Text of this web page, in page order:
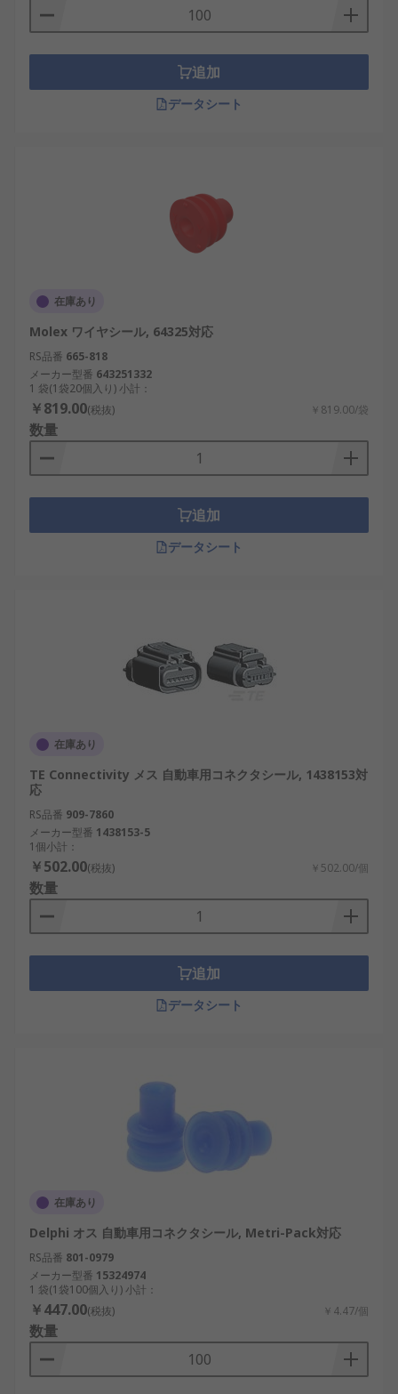
追加
データシート
在庫あり
Molex ワイヤシール, 64325対応
RS品番 665-818
メーカー型番 643251332
1 袋(1袋20個入り) 小計：
￥819.00(税抜) ￥819.00/袋
数量
追加
データシート
在庫あり
TE Connectivity メス 自動車用コネクタシール, 1438153対
応
RS品番 909-7860
メーカー型番 1438153-5
1個小計：
￥502.00(税抜) ￥502.00/個
数量
追加
データシート
在庫あり
Delphi オス 自動車用コネクタシール, Metri-Pack対応
RS品番 801-0979
メーカー型番 15324974
1 袋(1袋100個入り) 小計：
￥447.00(税抜) ￥4.47/個
数量